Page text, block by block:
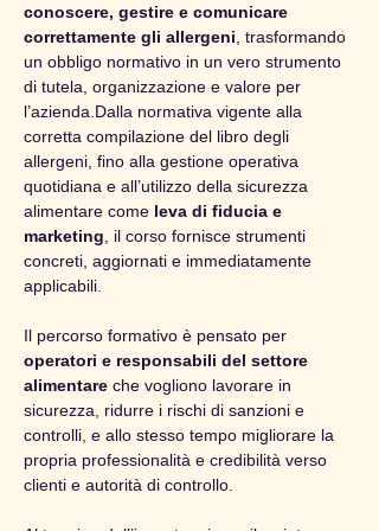
conoscere, gestire e comunicare
correttamente gli allergeni , trasformando
un obbligo normativo in un vero strumento
di tutela, organizzazione e valore per
l’azienda.Dalla normativa vigente alla
corretta compilazione del libro degli
allergeni, fino alla gestione operativa
quotidiana e all’utilizzo della sicurezza
alimentare come leva di fiducia e
marketing , il corso fornisce strumenti
concreti, aggiornati e immediatamente
applicabili.
Il percorso formativo è pensato per
operatori e responsabili del settore
alimentare che vogliono lavorare in
sicurezza, ridurre i rischi di sanzioni e
controlli, e allo stesso tempo migliorare la
propria professionalità e credibilità verso
clienti e autorità di controllo.